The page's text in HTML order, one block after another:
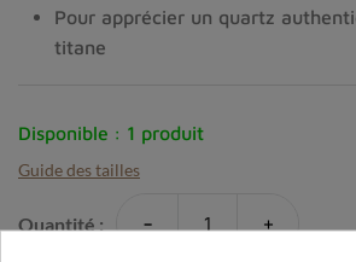
Pour apprécier un quartz
titane
Disponible : 1 produit
Guide des tailles
Quantité : - +